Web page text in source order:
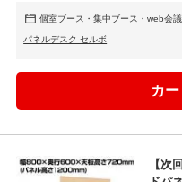
個室ブース・集中ブース・web会
パネルデスク セルボ
【次